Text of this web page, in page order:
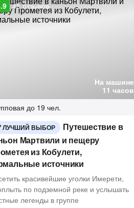
На машине
11 часов
45 отзывов
до 19 чел.
ЛУЧШИЙ ВЫБОР
Путешествие в
Мартвили и пещеру
из Кобулети,
источники
красивейшие уголки Имерети,
по подземной реке и услышать
легенды в группе